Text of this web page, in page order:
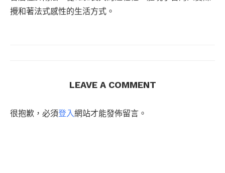
攪和著法式感性的生活方式。
LEAVE A COMMENT
很抱歉，必須登入網站才能發佈留言。